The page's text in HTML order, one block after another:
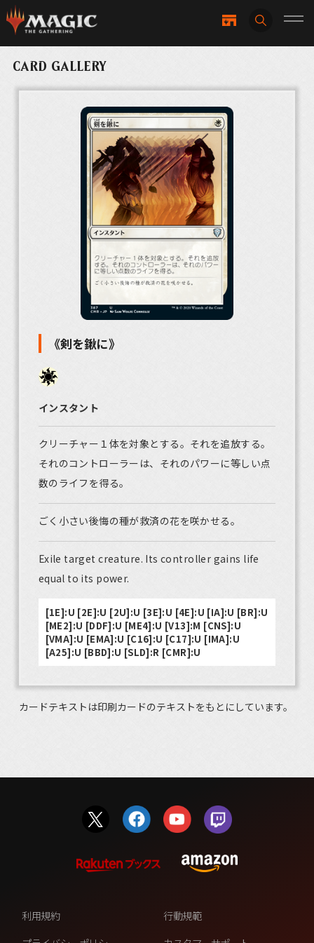
CARD GALLERY
《剣を鍬に》
インスタント
クリーチャー１体を対象とする。それを追放する。
それのコントローラーは、それのパワーに等しい点
数のライフを得る。
ごく小さい後悔の種が救済の花を咲かせる。
Exile target creature. Its controller gains life
equal to its power.
[1E]:U [2E]:U [2U]:U [3E]:U [4E]:U [IA]:U [BR]:U
[ME2]:U [DDF]:U [ME4]:U [V13]:M [CNS]:U
[VMA]:U [EMA]:U [C16]:U [C17]:U [IMA]:U
[A25]:U [BBD]:U [SLD]:R [CMR]:U
カードテキストは印刷カードのテキストをもとにしています。
利用規約
行動規範